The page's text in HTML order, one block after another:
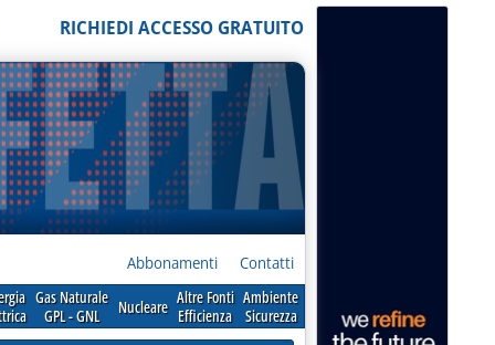
RICHIEDI ACCESSO GRATUITO
Abbonamenti Contatti
Gas Naturale
GPL - GNL
Nucleare Altre Fonti
Efficienza
Ambiente
Sicurezza